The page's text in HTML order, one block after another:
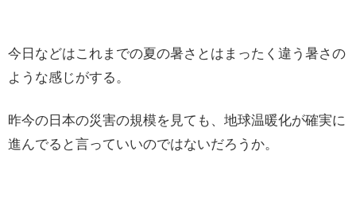
今日などはこれまでの夏の暑さとはまったく違う暑さの
ような感じがする。
昨今の日本の災害の規模を見ても、地球温暖化が確実に
進んでると言っていいのではないだろうか。